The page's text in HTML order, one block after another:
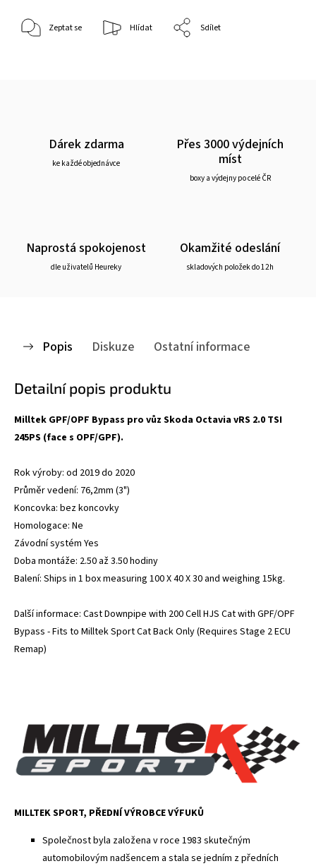
Zeptat se Hlídat Sdílet
Dárek zdarma
ke každé objednávce
Přes 3000 výdejních
míst
boxy a výdejny po celé ČR
Naprostá spokojenost
dle uživatelů Heureky
Okamžité odeslání
skladových položek do 12h
Popis Diskuze Ostatní informace
Detailní popis produktu
Milltek GPF/OPF Bypass pro vůz Skoda Octavia vRS 2.0 TSI
245PS (face s OPF/GPF).
Rok výroby: od 2019 do 2020
Průměr vedení: 76,2mm (3")
Koncovka: bez koncovky
Homologace: Ne
Závodní systém Yes
Doba montáže: 2.50 až 3.50 hodiny
Balení: Ships in 1 box measuring 100 X 40 X 30 and weighing 15kg.
Další informace: Cast Downpipe with 200 Cell HJS Cat with GPF/OPF
Bypass - Fits to Milltek Sport Cat Back Only (Requires Stage 2 ECU
Remap)
MILLTEK SPORT, PŘEDNÍ VÝROBCE VÝFUKŮ
Společnost byla založena v roce 1983 skutečným
automobilovým nadšencem a stala se jedním z předních